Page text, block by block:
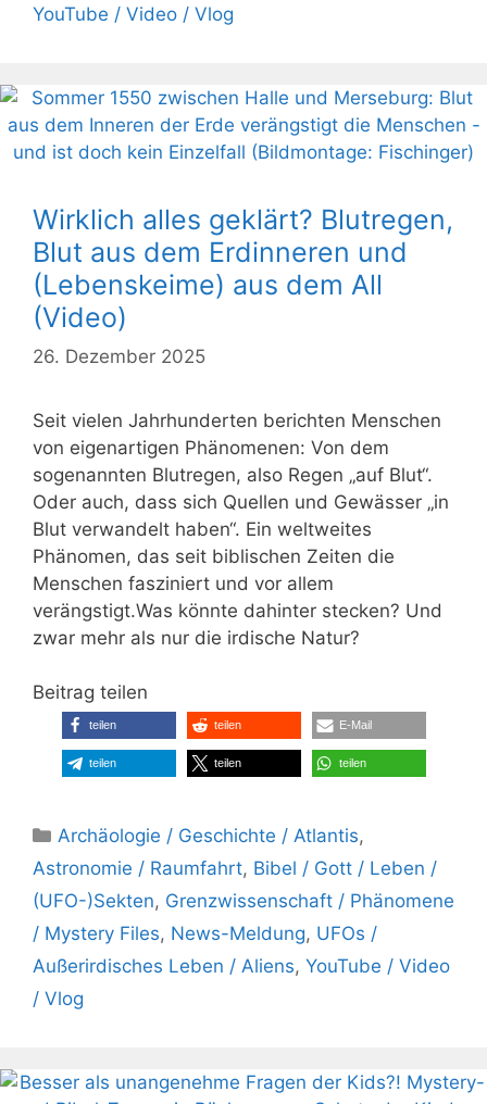
YouTube / Video / Vlog
Wirklich alles geklärt? Blutregen,
Blut aus dem Erdinneren und
(Lebenskeime) aus dem All
(Video)
26. Dezember 2025
Seit vielen Jahrhunderten berichten Menschen
von eigenartigen Phänomenen: Von dem
sogenannten Blutregen, also Regen „auf Blut“.
Oder auch, dass sich Quellen und Gewässer „in
Blut verwandelt haben“. Ein weltweites
Phänomen, das seit biblischen Zeiten die
Menschen fasziniert und vor allem
verängstigt.Was könnte dahinter stecken? Und
zwar mehr als nur die irdische Natur?
Beitrag teilen
teilen teilen E-Mail
teilen teilen teilen
Kategorien
Archäologie / Geschichte / Atlantis,
Astronomie / Raumfahrt, Bibel / Gott / Leben /
(UFO-)Sekten, Grenzwissenschaft / Phänomene
/ Mystery Files, News-Meldung, UFOs /
Außerirdisches Leben / Aliens, YouTube / Video
/ Vlog